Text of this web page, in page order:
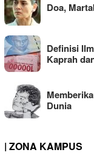
Doa,
Definisi
Kaprah
Dunia
| ZONA KAMPUS